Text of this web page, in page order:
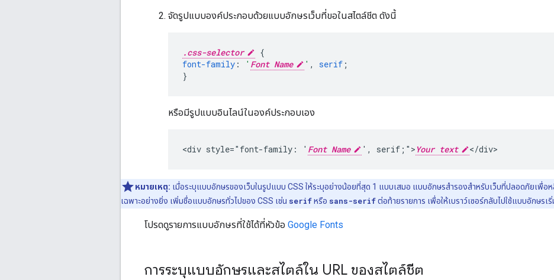
จัดรูปแบบองค์ประกอบด้วยแบบอักษรเว็บที่ขอในสไตล์ชีต ดังนี้
.css-selector
{
font-family : ' Font Name ' , serif ;
}
หรือมีรูปแบบอินไลน์ในองค์ประกอบเอง
<div style="font-family: ' Font Name ', serif;"> Your text </div>
หมายเหตุ: เมื่อระบุแบบอักษรของเว็บในรูปแบบ CSS ให้ระบุอย่างน้อยที่สุด 1 แบบเสมอ แบบอักษรสำรองสำหรับเว็บที่ปลอดภัยเพื่อ
เฉพาะอย่างยิ่ง เพิ่มชื่อแบบอักษรทั่วไปของ CSS เช่น serifหรือ sans-serifต่อท้ายรายการ เพื่อให้เบราว์เซอร์กลับไปใช้แบบอักษรเ
โปรดดูรายการแบบอักษรที่ใช้ได้ที่หัวข้อ Google Fonts
การระบุแบบอักษรและสไตล์ใน URL ของสไตล์ชีต